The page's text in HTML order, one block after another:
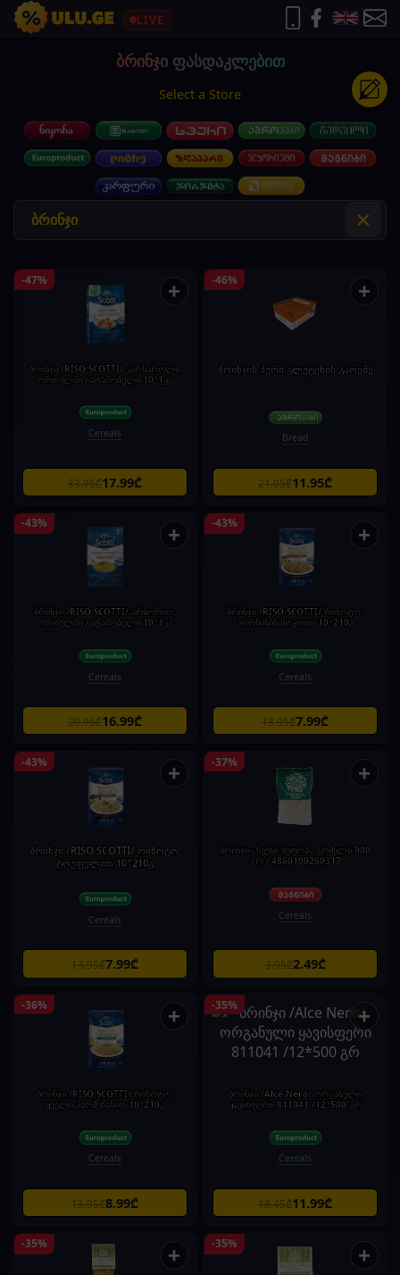
LIVE
ბრინჯი ფასდაკლებით
Select a Store
×
-47% +
ბრინჯი /RISO SCOTTI/ კარნაროლი,
ორთქლში გატარებული 10*1კგ
Cereals
33.95₾17.99₾
-46% +
ბრინჯის პური გლუტენის გარეშე
Bread
21.95₾11.95₾
-43% +
ბრინჯი /RISO SCOTTI/ არბორიო,
ორთქლში გატარებული 10*1კგ
Cereals
29.95₾16.99₾
-43% +
ბრინჯი /RISO SCOTTI/ რიზოტო,
პორჩინის სოკოთი 10*210გ
Cereals
13.95₾7.99₾
-43% +
ბრინჯი /RISO SCOTTI/ რიზოტო,
ტრუფელით 10*210გ
Cereals
13.95₾7.99₾
-37% +
ბრინჯი "ჩვენი სუფრა" გრძელი 900
გრ / 4860100260317
Cereals
3.95₾2.49₾
-36% +
ბრინჯი /RISO SCOTTI/ რიზოტო,
ყველი პარმეზანით 10*210გ
Cereals
13.95₾8.99₾
-35% +
ბრინჯი /Alce Nero/ ორგანული
ყავისფერი 811041 /12*500 გრ
Cereals
18.45₾11.99₾
-35% + -35% +